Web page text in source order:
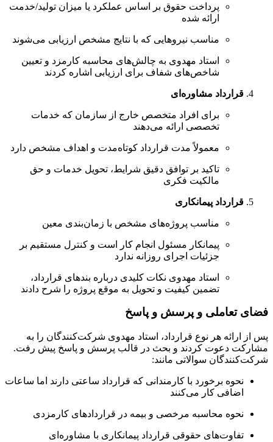
پرداخت حقوق بر اساس عملکرد یا میزان تولید/خدمت
ارائه شده
مناسب نیروهایی که با نتایج مشخص ارزیابی می‌شوند
استاد مهدوی به چالش‌های محاسبه کارمزد و تعیین
شاخص‌های شفاف برای ارزیابی اشاره کردند
قرارداد مشاوره‌ای
برای افراد متخصص خارج از سازمان که خدمات
تخصصی ارائه می‌دهند
معمولاً مدت قرارداد کوتاه‌مدت و اهداف مشخص دارد
تاکید بر توافق دقیق شرایط، تحویل خدمات و حق
مالکیت فکری
قرارداد پیمانکاری
مناسب پروژه‌های مشخص با زمان‌بندی معین
پیمانکار مسئول انجام کار است و کنترل مستقیم بر
جزئیات اجرای روزانه ندارد
استاد مهدوی نکات کلیدی درباره بندهای قرارداد،
تضمین کیفیت و تحویل به موقع پروژه را شرح دادند
فضای تعاملی و پرسش و پاسخ
پس از ارائه هر نوع قرارداد، استاد مهدوی شرکت‌کنندگان را به
مشارکت دعوت کردند و بحث در قالب پرسش و پاسخ پیش رفت.
شرکت‌کنندگان سوالاتی مانند:
نحوه برخورد با کارمندانی که قرارداد ساعتی دارند اما ساعات
اضافی کار می‌کنند
نحوه محاسبه مرخصی و بیمه در قراردادهای کارمزدی
تفاوت‌های حقوقی قرارداد پیمانکاری با مشاوره‌ای